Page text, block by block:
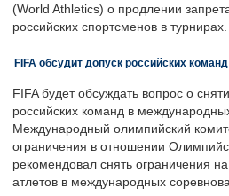
(World Athletics) о продлении
российских спортсменов в турнирах.
FIFA обсудит допуск российских
FIFA будет обсуждать вопрос о
российских команд в
Международный олимпийский
ограничения в отношении
рекомендовал снять ограничения
атлетов в международных